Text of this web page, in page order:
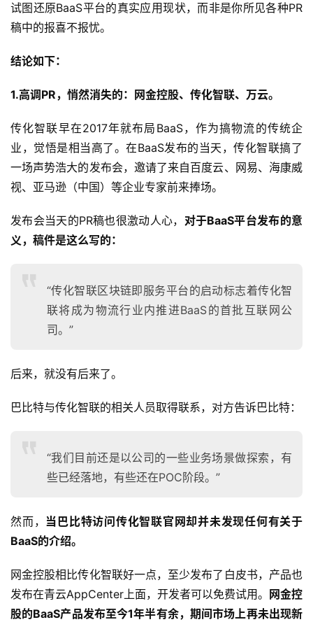
试图还原BaaS平台的真实应用现状，而非是你所见各种PR
稿中的报喜不报忧。
结论如下：
1.高调PR，悄然消失的：网金控股、传化智联、万云。
传化智联早在2017年就布局BaaS，作为搞物流的传统企
业，觉悟是相当高了。在BaaS发布的当天，传化智联搞了
一场声势浩大的发布会，邀请了来自百度云、网易、海康威
视、亚马逊（中国）等企业专家前来捧场。
发布会当天的PR稿也很激动人心， 对于BaaS平台发布的意
义，稿件是这么写的：
“传化智联区块链即服务平台的启动标志着传化智
联将成为物流行业内推进BaaS的首批互联网公
司。”
后来，就没有后来了。
巴比特与传化智联的相关人员取得联系，对方告诉巴比特：
“我们目前还是以公司的一些业务场景做探索，有
些已经落地，有些还在POC阶段。”
然而， 当巴比特访问传化智联官网却并未发现任何有关于
BaaS的介绍。
网金控股相比传化智联好一点，至少发布了白皮书，产品也
发布在青云AppCenter上面，开发者可以免费试用。
网金控
股的BaaS产品发布至今1年半有余，期间市场上再未出现新